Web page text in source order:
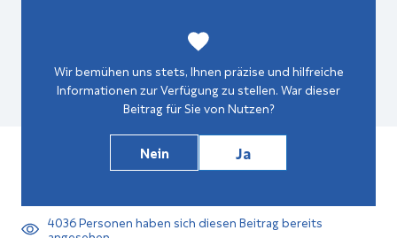
Wir bemühen uns stets, Ihnen präzise und hilfreiche
Informationen zur Verfügung zu stellen. War dieser
Beitrag für Sie von Nutzen?
Nein Ja
4036Personen haben sich diesen Beitrag bereits